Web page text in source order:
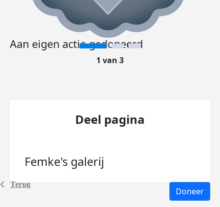
Terug
Aan eigen actie gedoneerd
1 van 3
Deel pagina
Femke's galerij
Doneer